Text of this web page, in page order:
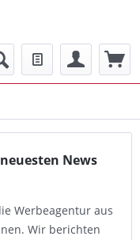
News
Werbeagentur aus
Wir berichten